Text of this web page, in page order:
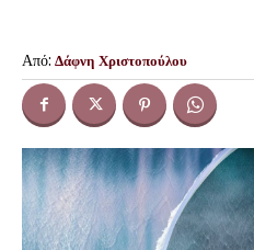
Από: Δάφνη Χριστοπούλου